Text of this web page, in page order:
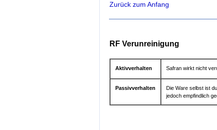
Zurück zum Anfang
RF Verunreinigung
Aktivverhalten Safran wirkt nicht
Passivverhalten
Die Ware selbst ist
jedoch empfindlich